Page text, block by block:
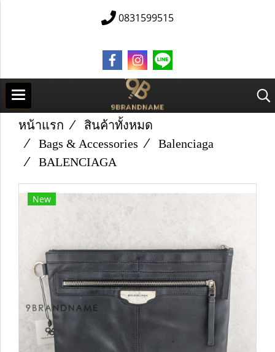
0831599515
หน้าแรก
สินค้าทั้งหมด
Bags & Accessories
Balenciaga
B​A​L​E​N​C​I​A​G​A​
New